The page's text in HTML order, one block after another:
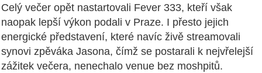
Celý večer opět nastartovali Fever 333, kteří však
naopak lepší výkon podali v Praze. I přesto jejich
energické představení, které navíc živě streamovali
synovi zpěváka Jasona, čímž se postarali k nejvřelejší
zážitek večera, nenechalo venue bez moshpitů.